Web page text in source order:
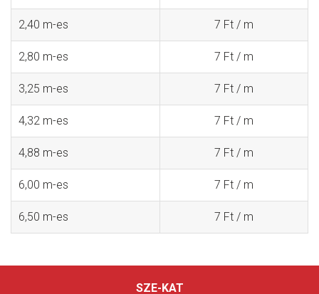
2,40 m-es 7 Ft / m
2,80 m-es 7 Ft / m
3,25 m-es 7 Ft / m
4,32 m-es 7 Ft / m
4,88 m-es 7 Ft / m
6,00 m-es 7 Ft / m
6,50 m-es 7 Ft / m
SZE-KAT